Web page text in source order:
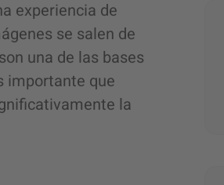
experiencia de
se salen de
una de las bases
importante que
la